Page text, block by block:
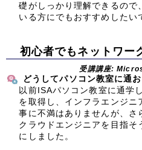
礎がしっかり理解できるので
いる方にでもおすすめしたい
初心者でもネットワー
受講講座:
どうしてパソコン教室に通
以前ISAパソコン教室に通学
を取得し、インフラエンジニ
事に不満はありませんが、さ
クラウドエンジニアを目指そ
にしました。